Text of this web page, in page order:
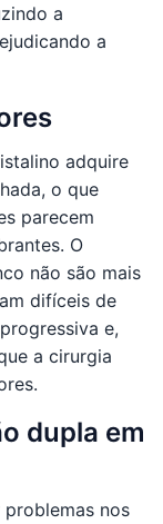
a
a
adquire
o que
parecem
O
não são mais
difíceis de
e,
a cirurgia
dupla em
nos